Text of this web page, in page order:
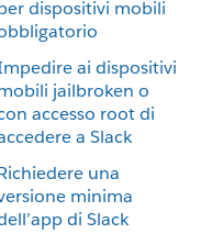
dispositivi mobili
ai dispositivi
jailbroken o
accesso root di
a Slack
una
minima
di Slack